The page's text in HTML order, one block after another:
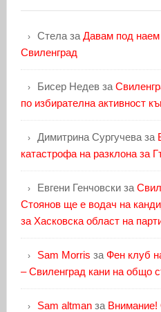
Стелаза Давам под
Свиленград
Бисер Недевза
по избирателна активност
Димитрина Сургучеваза
катастрофа на разклона за
Евгени Генчовскиза
Стоянов ще е водач на
за Хасковска област на
Sam Morris за Фен клуб
– Свиленград кани на общо
Sam altmanза Внимание!